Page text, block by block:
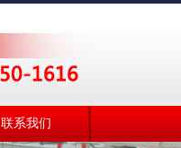
联系我们